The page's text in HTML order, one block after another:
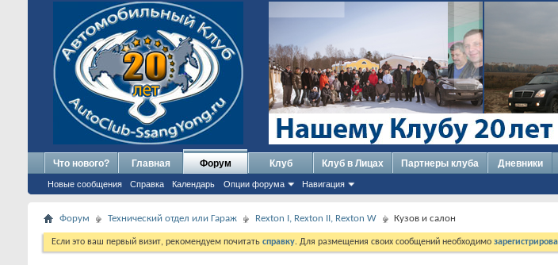
Что нового? Главная Форум
Новые сообщения Справка Календарь Опции форума Навигация
Клуб Клуб в Лицах Партнеры клуба Дневники
Форум Технический отдел или Гараж Rexton I, Rexton II, Rexton W Кузов и салон
Если это ваш первый визит, рекомендуем почитать справку. Для размещения своих сообщений необходимо